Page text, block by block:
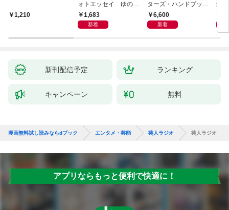
1,210
ォトエッセイ ゆのも
のがたり
1,683
新着
ターズ・ハンドブック
日本語版 電子版 第２
版
6,600
新着
集
ウ
【
新刊配信予定 ランキング
キャンペーン 無料
漫画無料試し読みならdブック エンタメ・芸能 芸人ラジオ 芸人ラジオ
アプリならもっと便利で快適に！